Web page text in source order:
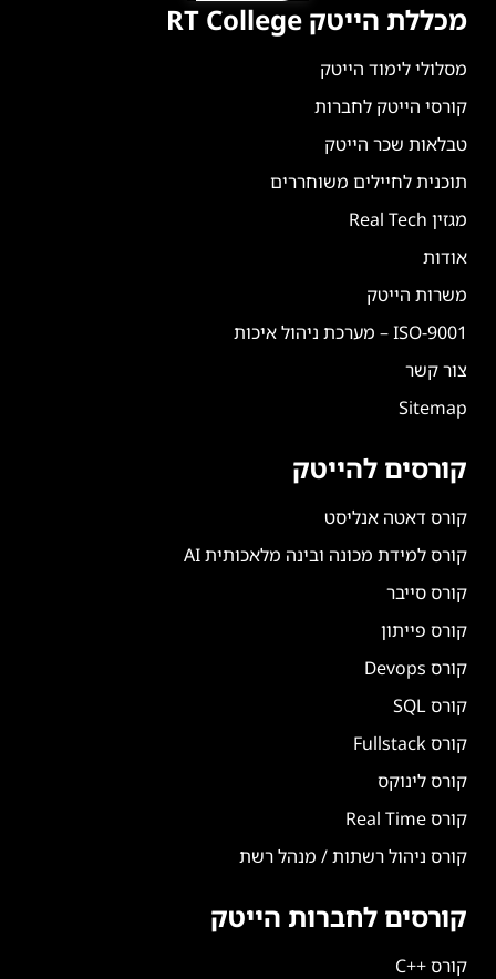
מכללת הייטק RT College
מסלולי לימוד הייטק
קורסי הייטק לחברות
טבלאות שכר הייטק
תוכנית לחיילים משוחררים
מגזין Real Tech
אודות
משרות הייטק
ISO-9001 – מערכת ניהול איכות
צור קשר
Sitemap
קורסים להייטק
קורס דאטה אנליסט
קורס למידת מכונה ובינה מלאכותית AI
קורס סייבר
קורס פייתון
קורס Devops
קורס SQL
קורס Fullstack
קורס לינוקס
קורס Real Time
קורס ניהול רשתות / מנהל רשת
קורסים לחברות הייטק
קורס ++C